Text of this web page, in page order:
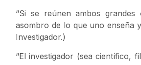
“Si se reúnen ambos
asombro de lo que uno enseña
Investigador.)
“El investigador (sea científico,